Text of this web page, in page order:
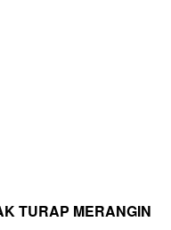
TURAP MERANGIN